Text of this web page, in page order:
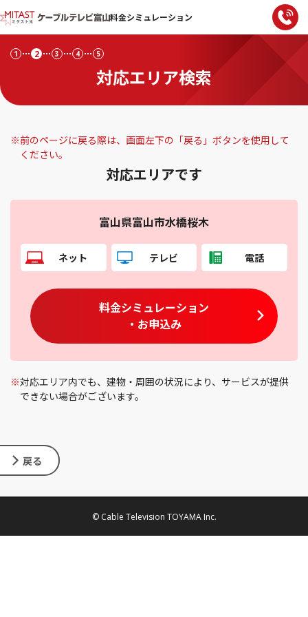
料金シミュレーション
対応エリア検索
1 2 3 4 5
※前のページに戻る際は、画面左下の「戻る」ボタンを使用して
ください。
対応エリアです
富山県富山市水橋桜木
ネット テレビ 電話
料金シミュレーション
・お申込み
※対応エリア内でも、建物・周囲の状況により、サービスが提供
できない場合がございます。
戻る
© Cable Television TOYAMA Inc.